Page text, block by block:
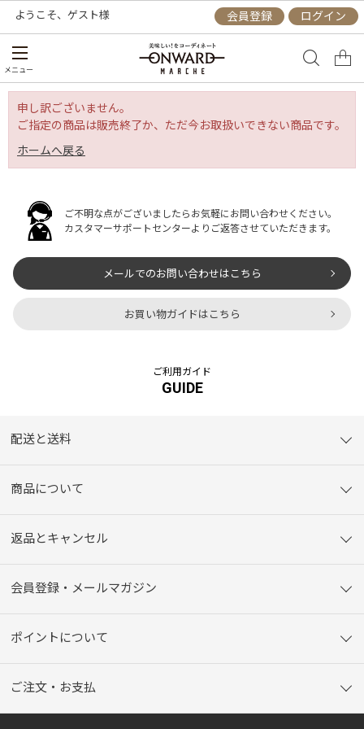
ようこそ、 ゲスト様 会員登録 ログイン
メニュー
申し訳ございません。
ご指定の商品は販売終了か、ただ今お取扱いできない商品です。
ホームへ戻る
ご不明な点がございましたらお気軽にお問い合わせください。
カスタマーサポートセンターよりご返答させていただきます。
メールでのお問い合わせはこちら
お買い物ガイドはこちら
ご利用ガイド
GUIDE
配送と送料
商品について
返品とキャンセル
会員登録・メールマガジン
ポイントについて
ご注文・お支払